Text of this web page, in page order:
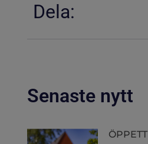
Dela:
Senaste nytt